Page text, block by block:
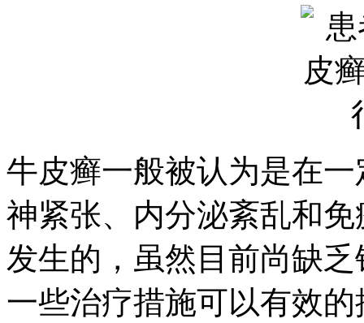
牛皮癣一般被认为是在
神紧张、内分泌紊乱和
发生的，虽然目前尚缺
一些治疗措施可以有效